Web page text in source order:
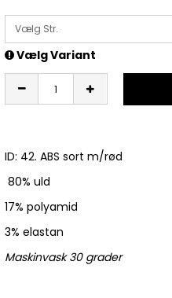
Vælg Str.
Vælg Variant
ID: 42. ABS sort m/rød
80% uld
17% polyamid
3% elastan
Maskinvask 30 grader